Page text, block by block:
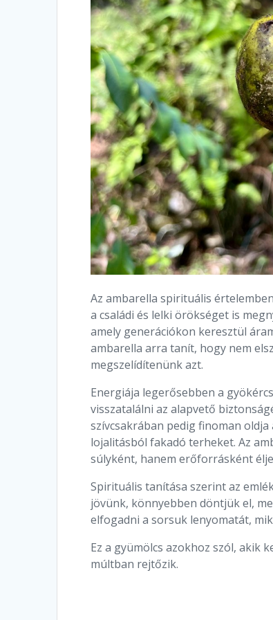
Az ambarella spirituális
a családi és lelki örökséget is
amely generációkon keresztül
ambarella arra tanít, hogy nem
megszelídítenünk azt.
Energiája legerősebben a
visszatalálni az alapvető
szívcsakrában pedig finoman
lojalitásból fakadó terheket. Az
súlyként, hanem erőforrásként
Spirituális tanítása szerint az
jövünk, könnyebben döntjük el,
elfogadni a sorsuk lenyomatát,
Ez a gyümölcs azokhoz szól, akik
múltban rejtőzik.